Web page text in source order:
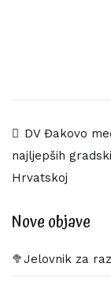
objava
DV Đakovo
najljepših
Hrvatskoj
Nove objave
🥦Jelovnik za